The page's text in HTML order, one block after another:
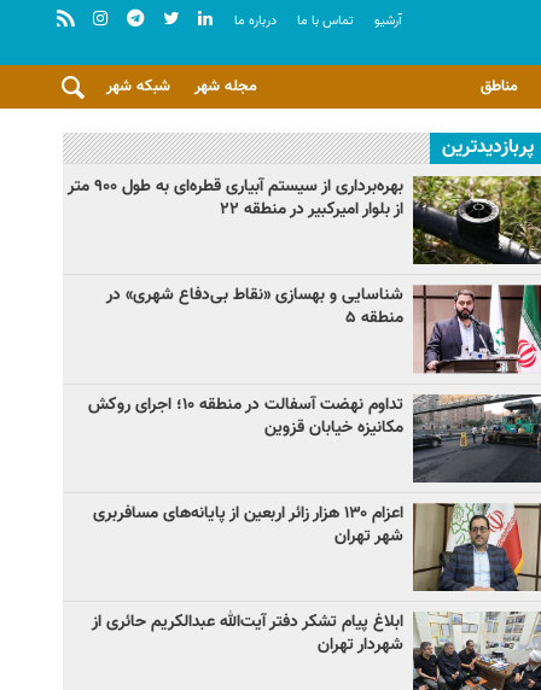
آرشيو تماس با ما درباره ما
مناطق شبکه شهر مجله شهر
پربازدیدترین
بهره‌برداری از سیستم آبیاری قطره‌ای به طول ۹۰۰ متر
از بلوار امیرکبیر در منطقه ۲۲
شناسایی و بهسازی «نقاط بی‌دفاع شهری» در
منطقه ۵
تداوم نهضت آسفالت در منطقه ۱۰؛ اجرای روکش
مکانیزه خیابان قزوین
اعزام ۱۳۰ هزار زائر اربعین از پایانه‌های مسافربری
شهر تهران
ابلاغ پیام تشکر دفتر آیت‌الله عبدالکریم حائری از
شهردار تهران